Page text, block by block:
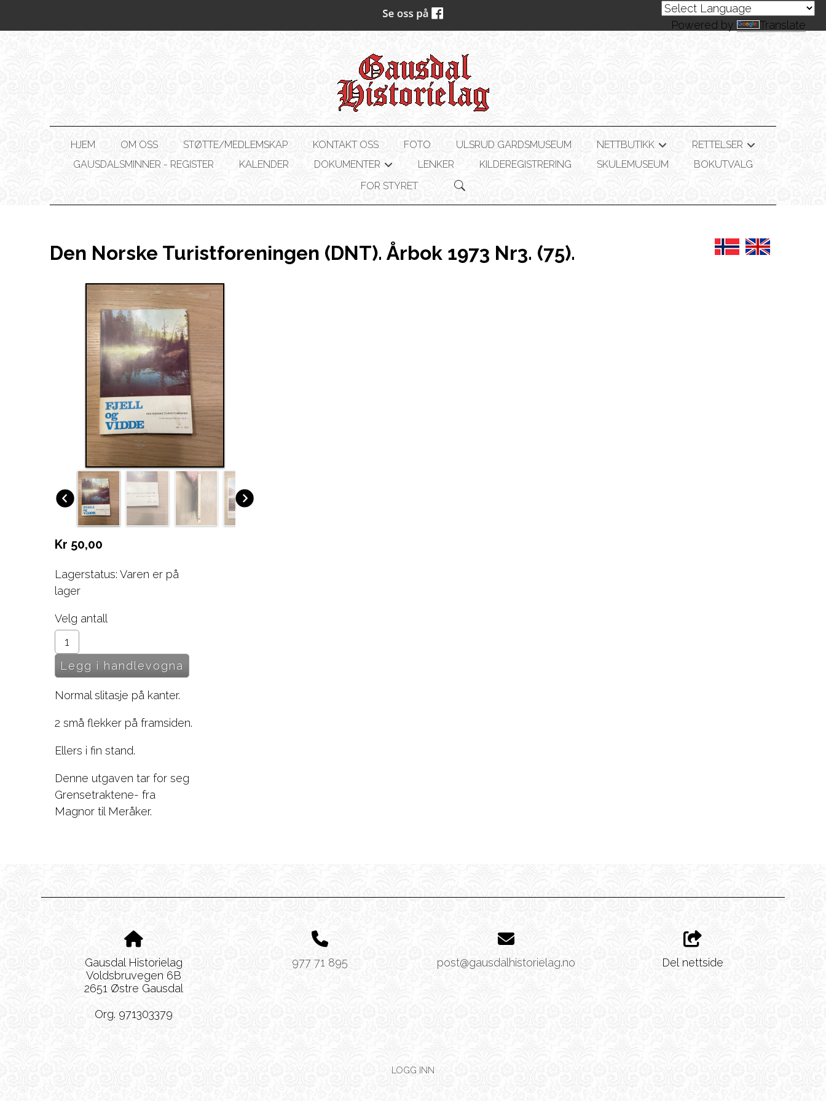
HJEM OM OSS STØTTE/MEDLEMSKAP KONTAKT OSS FOTO ULSRUD GARDSMUSEUM NETTBUTIKK
RETTELSER
GAUSDALSMINNER - REGISTER
KALENDER DOKUMENTER LENKER KILDEREGISTRERING SKULEMUSEUM
BOKUTVALG
FOR STYRET
Den Norske Turistforeningen (DNT). Årbok 1973 Nr3. (75).
Kr 50,00
Lagerstatus: Varen er på
lager
Velg antall
Normal slitasje på kanter.
2 små flekker på framsiden.
Ellers i fin stand.
Denne utgaven tar for seg
Grensetraktene- fra
Magnor til Meråker.
Powered by Translate
Gausdal Historielag
Voldsbruvegen 6B
2651 Østre Gausdal
Org. 971303379
977 71 895 post@gausdalhistorielag.no Del nettside
LOGG INN